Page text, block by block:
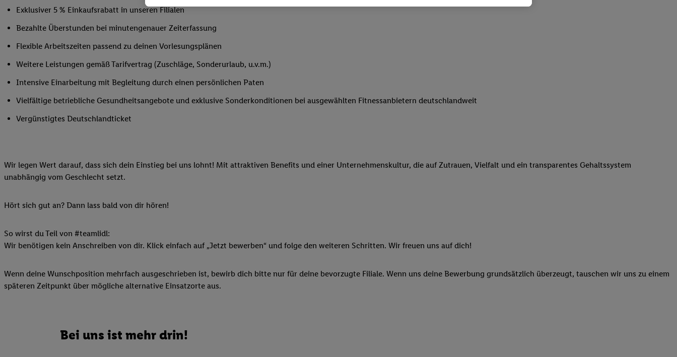
Exklusiver 5 % Einkaufsrabatt in unseren Filialen
Bezahlte Überstunden bei minutengenauer Zeiterfassung
Flexible Arbeitszeiten passend zu deinen Vorlesungsplänen
Weitere Leistungen gemäß Tarifvertrag (Zuschläge, Sonderurlaub, u.v.m.)
Intensive Einarbeitung mit Begleitung durch einen persönlichen Paten
Vielfältige betriebliche Gesundheitsangebote und exklusive Sonderkonditionen bei ausgewählten Fitnessanbietern deutschlandweit
Vergünstigtes Deutschlandticket
Wir legen Wert darauf, dass sich dein Einstieg bei uns lohnt! Mit attraktiven Benefits und einer Unternehmenskultur, die auf Zutrauen, Vielfalt und ein transparentes Gehaltssystem
unabhängig vom Geschlecht setzt.
Hört sich gut an? Dann lass bald von dir hören!
So wirst du Teil von #teamlidl:
Wir benötigen kein Anschreiben von dir. Klick einfach auf „Jetzt bewerben“ und folge den weiteren Schritten. Wir freuen uns auf dich!
Wenn deine Wunschposition mehrfach ausgeschrieben ist, bewirb dich bitte nur für deine bevorzugte Filiale. Wenn uns deine Bewerbung grundsätzlich überzeugt, tauschen wir uns zu einem
späteren Zeitpunkt über mögliche alternative Einsatzorte aus.
Bei uns ist mehr drin!
Ihr Kaufverhalten in den Lidl-Diensten, Informationen aus Ihrem Kundenkonto - z.B. Alter oder Geschlecht -
Speichern von und/ oder dem Zugriff auf Informationen auf Ihren Endgeräten zur Erstellung von Zielgruppen
(sogenannten Segmenten). Im Zusammenhang mit dem Ausspielen dieser Werbung erfolgen Verarbeitungen auch
zur technischen Sicherung und Optimierung dieser Werbeausspielungen.
Sofern Sie hier Ihre Zustimmung dazu erteilen und danach ein Lidl Plus-Konto erstellen bzw. sich in Ihr
in gemeinsamer Verantwortlichkeit mit einem der oben genannten Partner verwendet werden, um daraus eine
Zudem erlauben Sie uns, der Utiq SA/NV („Utiq“) und IhremTelekommunikationsnetzbetreiber, die Utiq-
Adresse und einer Kundenkonto-Referenz, wie z.B. Ihrer Mobilfunknummer, eine Kennung für Utiq erstellt. Wir
können Ihre Einwilligung speziell zur Nutzung der Utiq-Technologie - zusätzlich zur weiter unten erläuterten
(„consenthub“)oder über „Anpassen“/„Nutzung der Telekommunikations-basierten Utiq-Technologie für digitales
Marketing“ am unteren Ende dieser Einwilligung (nur für die Lidl-Dienste) widerrufen. Weitere Informationen
sämtlicher genannten Partner zu. Weitere Informationen, auch zur Speicherdauer der Daten und zu Ihrem Recht,